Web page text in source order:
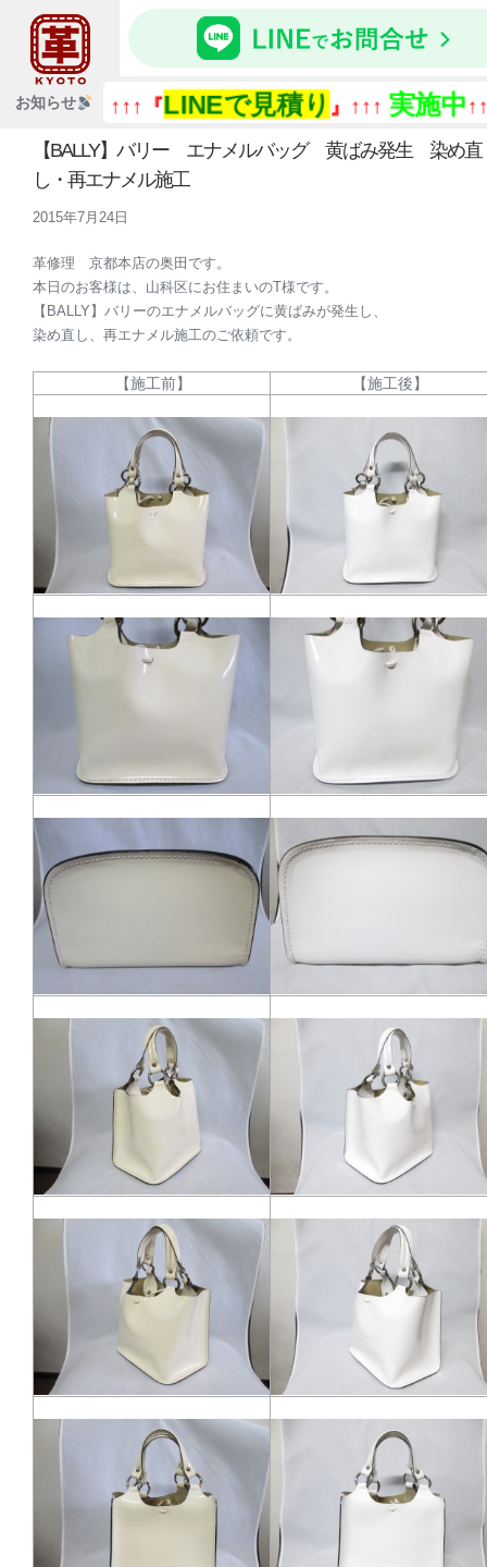
お知らせ↑↑↑『LINEで見積り』↑↑↑ 実施中↑↑↑
【BALLY】バリー エナメルバッグ 黄ばみ発生 染め直
し・再エナメル施工
2015年7月24日
革修理 京都本店の奥田です。
本日のお客様は、山科区にお住まいのT様です。
【BALLY】バリーのエナメルバッグに黄ばみが発生し、
染め直し、再エナメル施工のご依頼です。
【施工前】 【施工後】